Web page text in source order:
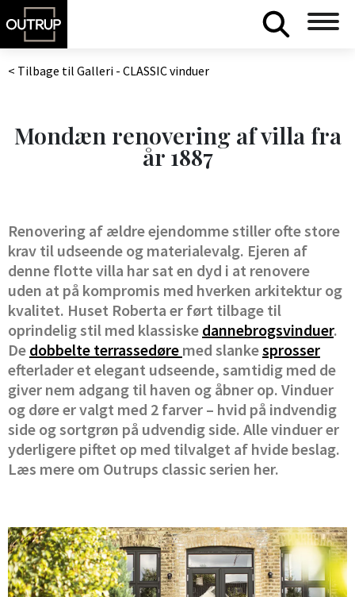
< Tilbage til Galleri - CLASSIC vinduer
Mondæn renovering af villa fra
år 1887
Renovering af ældre ejendomme stiller ofte store
krav til udseende og materialevalg. Ejeren af
denne flotte villa har sat en dyd i at renovere
uden at på kompromis med hverken arkitektur og
kvalitet. Huset Roberta er ført tilbage til
oprindelig stil med klassiske dannebrogsvinduer.
De dobbelte terrassedøre med slankesprosser
efterlader et elegant udseende, samtidig med de
giver nem adgang til haven og åbner op. Vinduer
og døre er valgt med 2 farver – hvid på indvendig
side og sortgrøn på udvendig side. Alle vinduer er
yderligere piftet op med tilvalget af hvide beslag.
Læs mere om Outrups classic serien her.